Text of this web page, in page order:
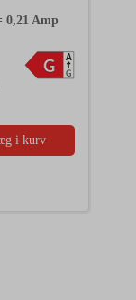
0,21 Amp
G A
G
i kurv